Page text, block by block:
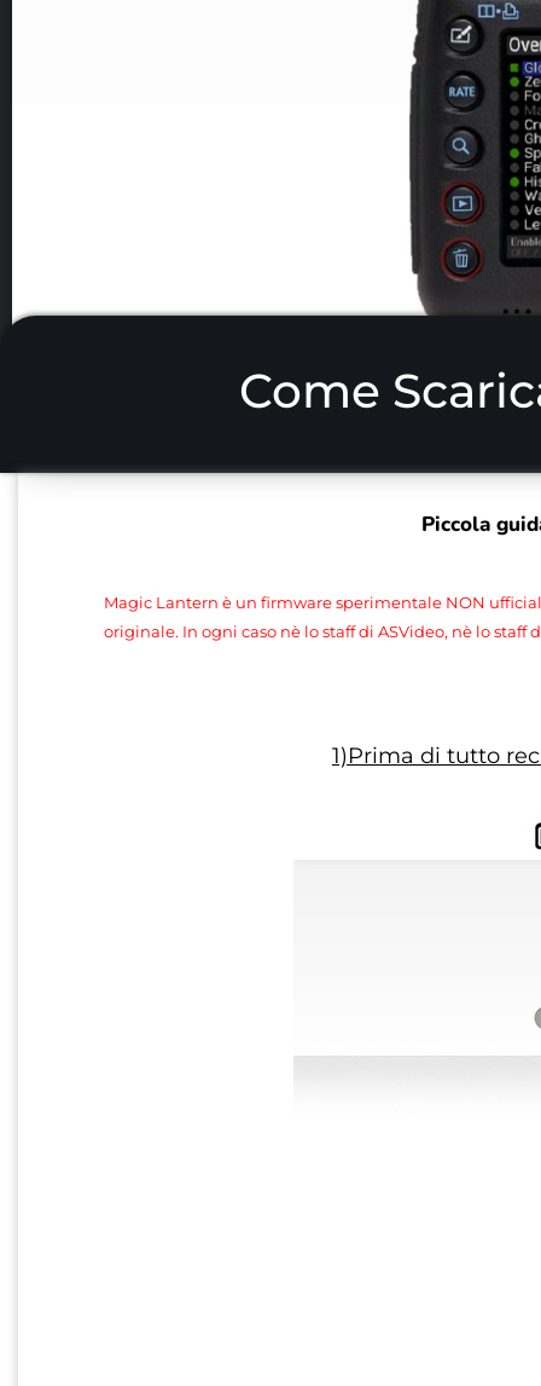
Come
Piccola
Magic Lantern è un firmware sperimentale NON
originale. In ogni caso nè lo staff di ASVideo, nè lo
1)Prima di tutto